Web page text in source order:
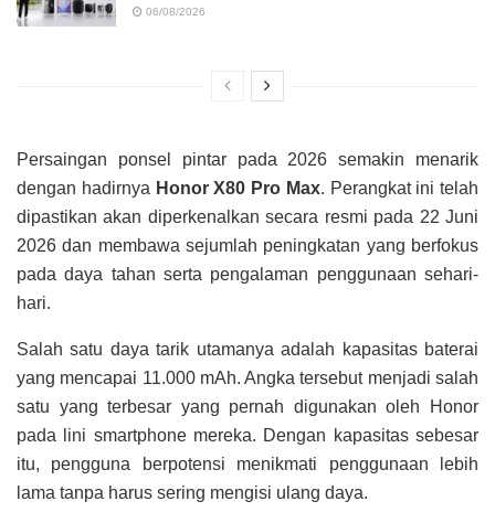
06/08/2026
Persaingan ponsel pintar pada 2026 semakin menarik
dengan hadirnya Honor X80 Pro Max. Perangkat ini telah
dipastikan akan diperkenalkan secara resmi pada 22 Juni
2026 dan membawa sejumlah peningkatan yang berfokus
pada daya tahan serta pengalaman penggunaan sehari-
hari.
Salah satu daya tarik utamanya adalah kapasitas baterai
yang mencapai 11.000 mAh. Angka tersebut menjadi salah
satu yang terbesar yang pernah digunakan oleh Honor
pada lini smartphone mereka. Dengan kapasitas sebesar
itu, pengguna berpotensi menikmati penggunaan lebih
lama tanpa harus sering mengisi ulang daya.